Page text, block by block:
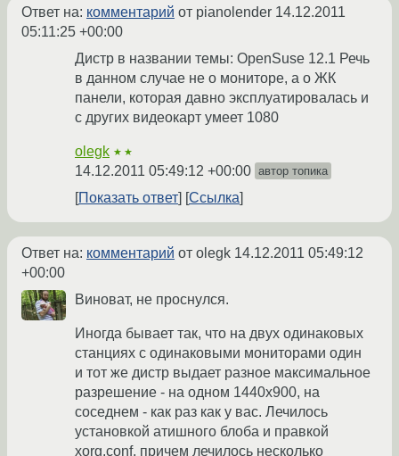
Ответ на: комментарий от pianolender 14.12.2011
05:11:25 +00:00
Дистр в названии темы: OpenSuse 12.1 Речь
в данном случае не о мониторе, а о ЖК
панели, которая давно эксплуатировалась и
с других видеокарт умеет 1080
olegk ★★
14.12.2011 05:49:12 +00:00 автор топика
Показать ответ Ссылка
Ответ на: комментарий от olegk 14.12.2011 05:49:12
+00:00
Виноват, не проснулся.
Иногда бывает так, что на двух одинаковых
станциях с одинаковыми мониторами один
и тот же дистр выдает разное максимальное
разрешение - на одном 1440x900, на
соседнем - как раз как у вас. Лечилось
установкой атишного блоба и правкой
xorg.conf, причем лечилось несколько